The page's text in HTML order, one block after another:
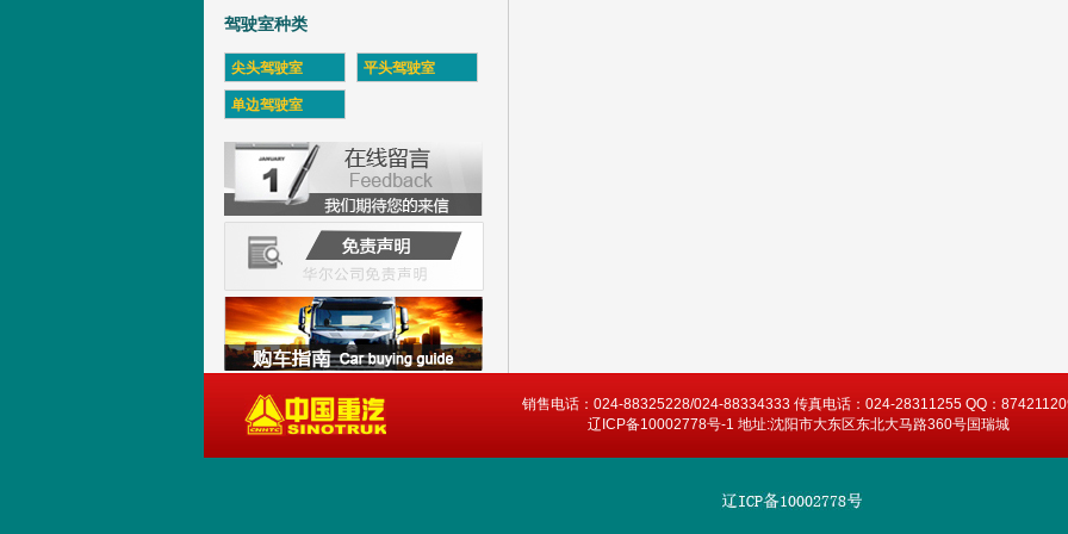
驾驶室种类
尖头驾驶室 平头驾驶室
单边驾驶室
销售电话：024-88325228/024-88334333 传真电话：024-28311255 QQ：
辽ICP备10002778号-1 地址:沈阳市大东区东北大马路360号国瑞城